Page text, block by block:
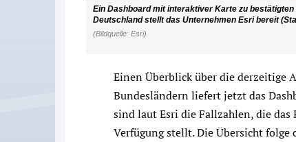
Ein Dashboard mit interaktiver Karte zu
Deutschland stellt das Unternehmen Esri bereit
(Bildquelle: Esri)
Einen Überblick über die derzeitige
Bundesländern liefert jetzt das
sind laut Esri die Fallzahlen, die
Verfügung stellt. Die Übersicht